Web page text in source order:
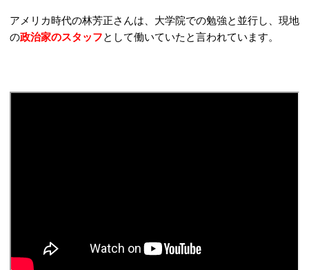
アメリカ時代の林芳正さんは、大学院での勉強と並行し、現地
の政治家のスタッフとして働いていたと言われています。